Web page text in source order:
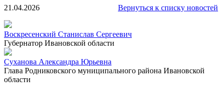
21.04.2026
Вернуться к списку новостей
Воскресенский Станислав Сергеевич
Губернатор Ивановской области
Суханова Александра Юрьевна
Глава Родниковского муниципального района Ивановской
области